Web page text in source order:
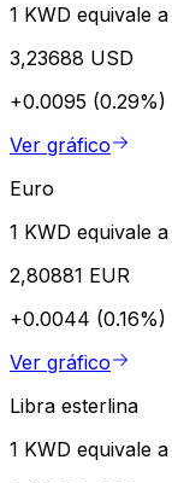
1 KWD equivale a
3,23688 USD
+0.0095 (0.29%)
Ver gráfico
Euro
1 KWD equivale a
2,80881 EUR
+0.0044 (0.16%)
Ver gráfico
Libra esterlina
1 KWD equivale a